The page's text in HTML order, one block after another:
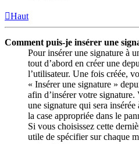
Haut
Comment puis-je insérer une
Pour insérer une signature à
tout d’abord en créer une
l’utilisateur. Une fois créée,
« Insérer une signature »
afin d’insérer votre
une signature qui sera insérée
la case appropriée dans le
Si vous choisissez cette
utile de spécifier sur chaque